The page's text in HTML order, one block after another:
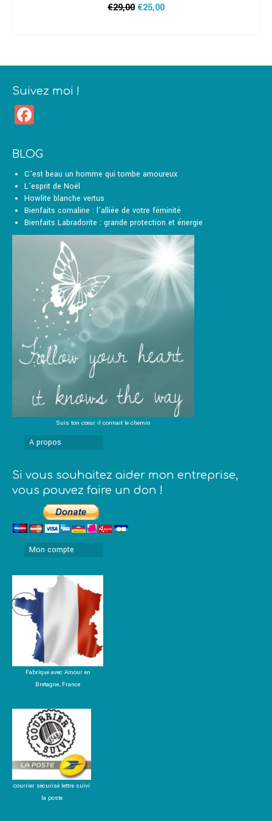
€29,00 Le
€25,00Le
Suivez moi !
BLOG
C’est beau un homme qui tombe amoureux
L’esprit de Noël
Howlite blanche vertus
Bienfaits cornaline : l’alliée de votre féminité
Bienfaits Labradorite : grande protection et énergie
Suis ton cœur il connait le chemin
A propos
Si vous souhaitez aider mon entreprise,
vous pouvez faire un don !
Mon compte
Fabriqué avec Amour en
Bretagne, France
courrier sécurisé lettre suivi
la poste